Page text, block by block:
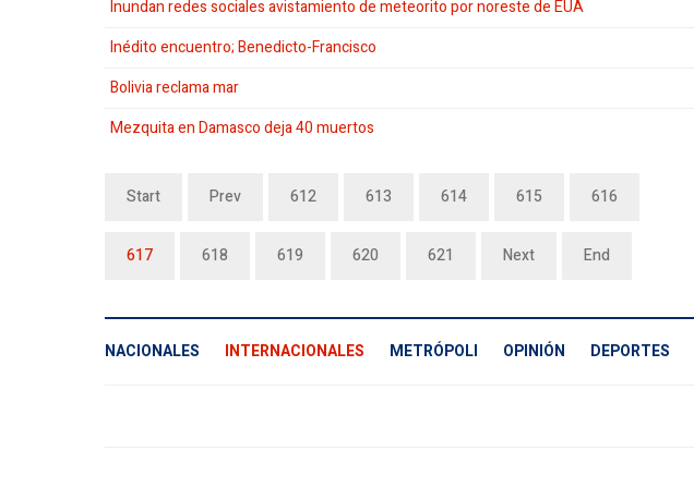
Inundan redes sociales avistamiento de meteorito por noreste de EUA
Inédito encuentro; Benedicto-Francisco
Bolivia reclama mar
Mezquita en Damasco deja 40 muertos
Start Prev 612 613 614 615 616
617 618 619 620 621 Next End
NACIONALES INTERNACIONALES METRÓPOLI OPINIÓN DEPORTES